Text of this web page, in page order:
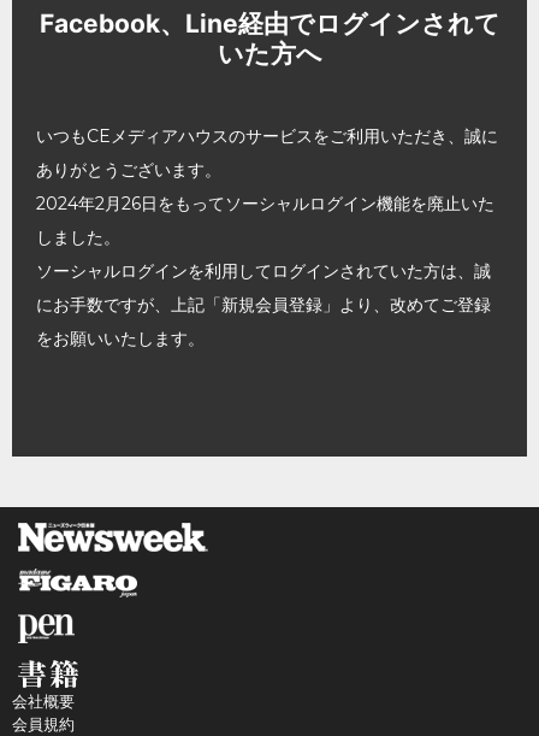
Facebook、Line経由でログインされて
いた方へ
いつもCEメディアハウスのサービスをご利用いただき、誠に
ありがとうございます。
2024年2月26日をもってソーシャルログイン機能を廃止いた
しました。
ソーシャルログインを利用してログインされていた方は、誠
にお手数ですが、上記「新規会員登録」より、改めてご登録
をお願いいたします。
会社概要
会員規約